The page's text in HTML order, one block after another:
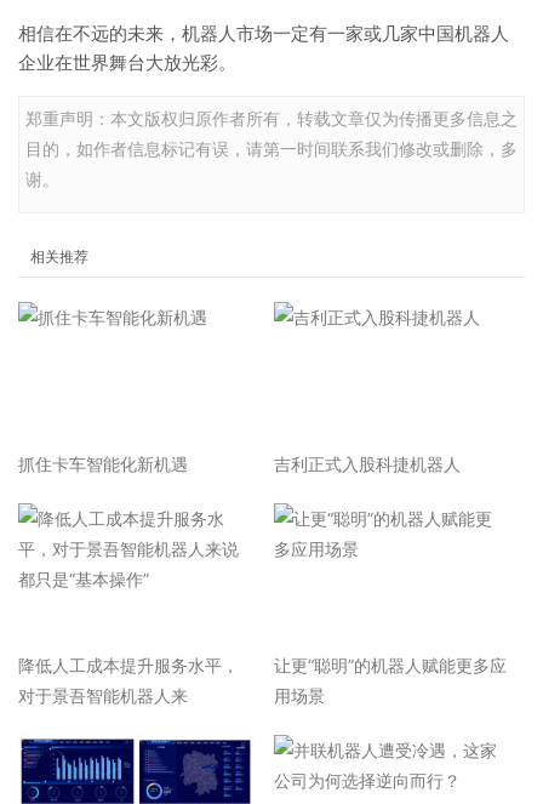
相信在不远的未来，机器人市场一定有一家或几家中国机器人
企业在世界舞台大放光彩。
郑重声明：本文版权归原作者所有，转载文章仅为传播更多信息之
目的，如作者信息标记有误，请第一时间联系我们修改或删除，多
谢。
相关推荐
抓住卡车智能化新机遇 吉利正式入股科捷机器人
降低人工成本提升服务水平，
对于景吾智能机器人来
让更“聪明”的机器人赋能更多应
用场景